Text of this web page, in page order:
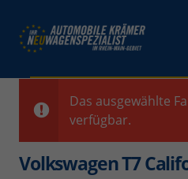
Das ausgewählte
verfügbar.
Volkswagen T7